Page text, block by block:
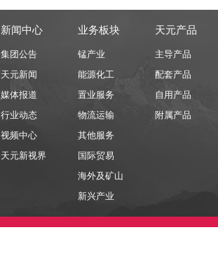
新闻中心
集团公告
天元新闻
媒体报道
行业动态
视频中心
天元新视界
业务板块
锰产业
能源化工
置业服务
物流运输
其他服务
国际贸易
海外及矿山
新兴产业
天元产品
主导产品
配套产品
自用产品
附属产品